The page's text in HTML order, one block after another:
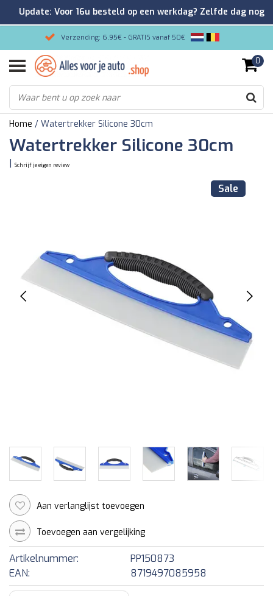
Verzending: 6,95€ - GRATIS vanaf 50€
Gemakkelijk bestellen/Veilig betalen
9.2/10 Klantenrating via Kiyoh!
0
Home / Watertrekker Silicone 30cm
Watertrekker Silicone 30cm
Schrijf je eigen review
Sale
Aan verlanglijst toevoegen
Toevoegen aan vergelijking
Artikelnummer:
PP150873
EAN:
8719497085958
Update: Voor 16u besteld op een werkdag? Zelfde dag nog
verzonden!